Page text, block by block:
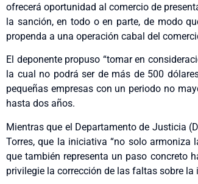
ofrecerá oportunidad al comercio de
la sanción, en todo o en parte, de modo
propenda a una operación cabal del
El deponente propuso “tomar en
la cual no podrá ser de más de 500
pequeñas empresas con un periodo no
hasta dos años.
Mientras que el Departamento de Justicia
Torres, que la iniciativa “no solo
que también representa un paso concreto
privilegie la corrección de las faltas sobre